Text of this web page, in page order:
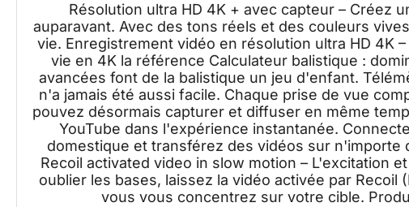
Résolution ultra HD 4K + avec capteur – Créez
auparavant. Avec des tons réels et des couleurs
vie. Enregistrement vidéo en résolution ultra HD 4K
vie en 4K la référence Calculateur balistique :
avancées font de la balistique un jeu d'enfant.
n'a jamais été aussi facile. Chaque prise de vue
pouvez désormais capturer et diffuser en même
YouTube dans l'expérience instantanée.
domestique et transférez des vidéos sur n'importe
Recoil activated video in slow motion – L'excitation
oublier les bases, laissez la vidéo activée par Recoil
vous vous concentrez sur votre cible.